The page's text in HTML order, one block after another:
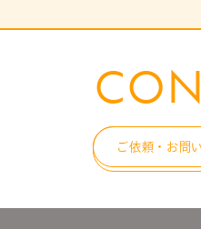
ご依頼・お問